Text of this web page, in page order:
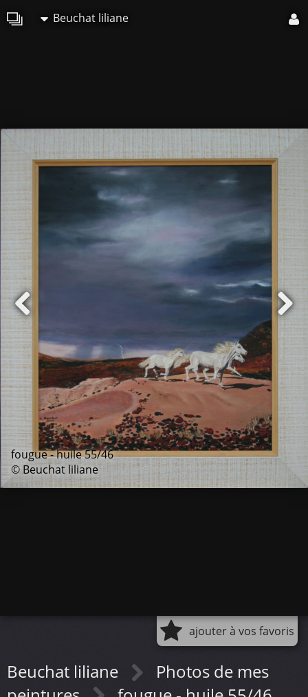
Beuchat liliane
fougue - huile 55/46
© Beuchat liliane
ajouter à vos favoris
Beuchat liliane
Photos de mes